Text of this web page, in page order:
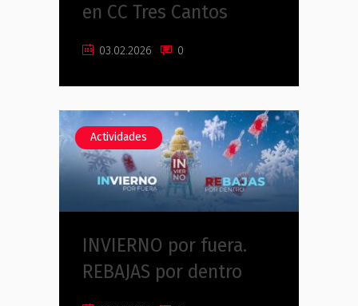
en CC Tres Cantos
03.02.2026 0
Actividades
INVIERNO por fuera.
REBAJAS por dentro